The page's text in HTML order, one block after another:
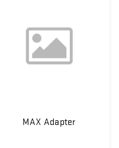
MAX Adapter